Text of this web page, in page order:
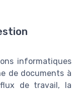
informatiques
de documents à
de travail, la